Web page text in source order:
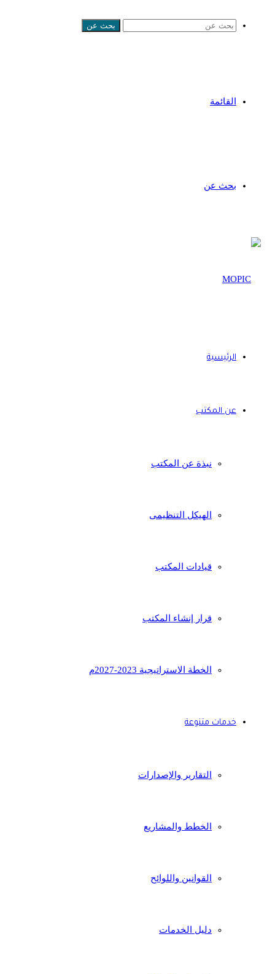
بحث عن
القائمة
بحث عن
الرئيسية
عن المكتب
نبذة عن المكتب
الهيكل التنظيمى
قيادات المكتب
قرار إنشاء المكتب
الخطة الاستراتيجية 2023-2027م
خدمات متنوعة
التقارير والإصدارات
الخطط والمشاريع
القوانين واللوائح
دليل الخدمات